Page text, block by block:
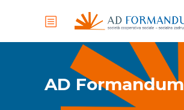
AD Formandum